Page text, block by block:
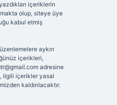
içeriklerin
olup, siteye üye
kabul etmiş
aykırı
içerikleri,
adresine
ilgili içerikler yasal
kaldırılacaktır.